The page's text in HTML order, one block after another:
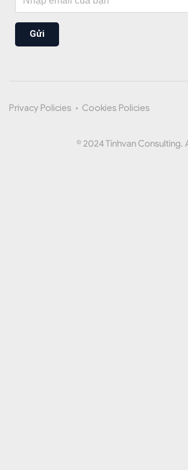
Gửi
Privacy Policies • Cookies Policies
© 2024 Tinhvan Consulting.